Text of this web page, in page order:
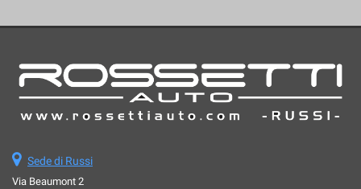
Sede di Russi
Via Beaumont 2